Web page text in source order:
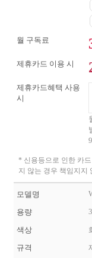
월 구독료
제휴카드 이용 시
제휴카드혜택 사용
시
9
* 신용등으로 인한 카
지 않는 경우 책임지지
모델명
용량
색상
규격